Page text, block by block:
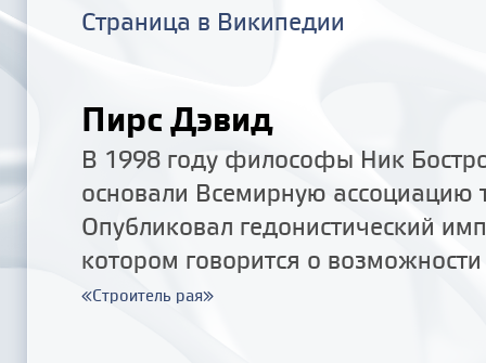
Страница в Википедии
Пирс Дэвид
В 1998 году философы Ник
основали Всемирную ассоциацию
Опубликовал гедонистический
котором говорится о
«Строитель рая»